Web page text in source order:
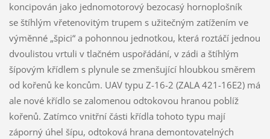
koncipován jako jednomotorový bezocasý hornoplošník
se štíhlým vřetenovitým trupem s užitečným zatížením ve
výměnné „špici“ a pohonnou jednotkou, která roztáčí jednou
dvoulistou vrtuli v tlačném uspořádání, v zádi a štíhlým
šípovým křídlem s plynule se zmenšující hloubkou směrem
od kořenů ke koncům. UAV typu Z-16-2 (ZALA 421-16E2) má
ale nové křídlo se zalomenou odtokovou hranou poblíž
kořenů. Zatímco vnitřní části křídla tohoto typu mají
záporný úhel šípu, odtoková hrana demontovatelných